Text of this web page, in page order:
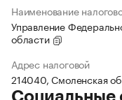
Наименование
Управление
области
Адрес налоговой
214040, Смоленская